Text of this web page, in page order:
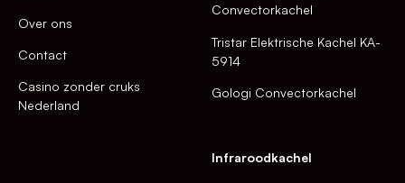
Over ons
Contact
Casino zonder cruks
Nederland
Convectorkachel
Tristar Elektrische Kachel KA-
5914
Gologi Convectorkachel
Infraroodkachel